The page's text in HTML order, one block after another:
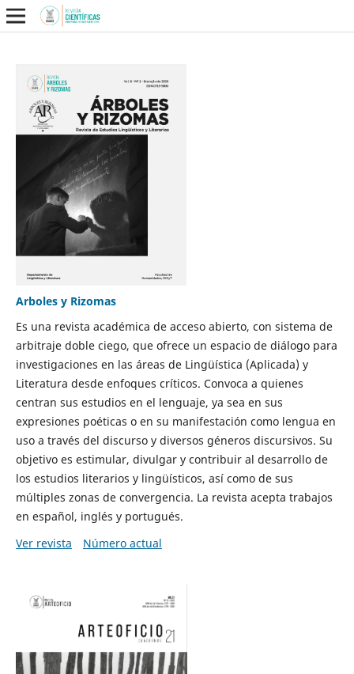
Arboles y Rizomas
Es una revista académica de acceso abierto, con sistema de
arbitraje doble ciego, que ofrece un espacio de diálogo para
investigaciones en las áreas de Lingüística (Aplicada) y
Literatura desde enfoques críticos. Convoca a quienes
centran sus estudios en el lenguaje, ya sea en sus
expresiones poéticas o en su manifestación como lengua en
uso a través del discurso y diversos géneros discursivos. Su
objetivo es estimular, divulgar y contribuir al desarrollo de
los estudios literarios y lingüísticos, así como de sus
múltiples zonas de convergencia. La revista acepta trabajos
en español, inglés y portugués.
Ver revista
Número actual